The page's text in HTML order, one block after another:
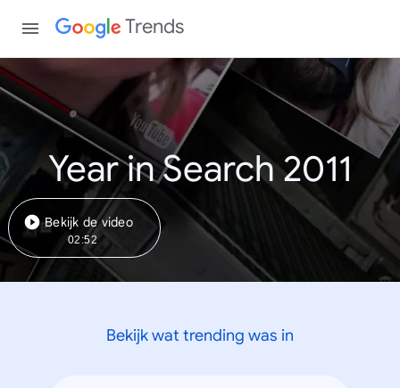
Trends
Year in Search 2011
Bekijk de video
02:52
Bekijk wat trending was in